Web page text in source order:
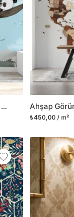
Ağaçlarda Rahatlayan Pandalar İllüstrasyonu Çocuk Odası Duvar Kağıdı
₺450,00 / m²